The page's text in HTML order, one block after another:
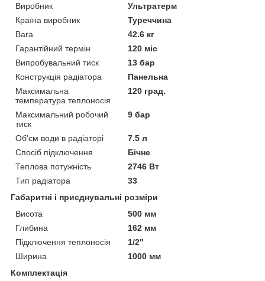
Виробник
Ультратерм
Країна виробник
Туреччина
Вага
42.6 кг
Гарантійний термін
120 міс
Випробувальний тиск
13 бар
Конструкція радіатора
Панельна
Максимальна
температура теплоносія
120 град.
Максимальний робочий
тиск
9 бар
Об'єм води в радіаторі
7.5 л
Спосіб підключення
Бічне
Теплова потужність
2746 Вт
Тип радіатора
33
Габаритні і приєднувальні розміри
Висота
500 мм
Глибина
162 мм
Підключення теплоносія
1/2"
Ширина
1000 мм
Комплектація